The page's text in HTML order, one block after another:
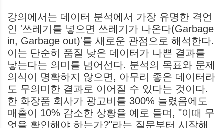
강의에서는 데이터 분석에서 가장 유명한 격언
인 '쓰레기를 넣으면 쓰레기가 나온다(Garbage
in, Garbage out)'를 새로운 관점으로 해석한다.
이는 단순히 품질 낮은 데이터가 나쁜 결과를
낳는다는 의미를 넘어선다. 분석의 목표와 문제
의식이 명확하지 않으면, 아무리 좋은 데이터라
도 무의미한 결과로 이어질 수 있다는 것이다.
한 화장품 회사가 광고비를 300% 늘렸음에도
매출이 10% 감소한 상황을 예로 들며, "이때 무
엇을 확인해야 하는가?"라는 질문부터 시작해